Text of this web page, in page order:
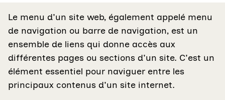
Le menu d'un site web, également appelé menu
de navigation ou barre de navigation, est un
ensemble de liens qui donne accès aux
différentes pages ou sections d'un site. C'est un
élément essentiel pour naviguer entre les
principaux contenus d'un site internet.